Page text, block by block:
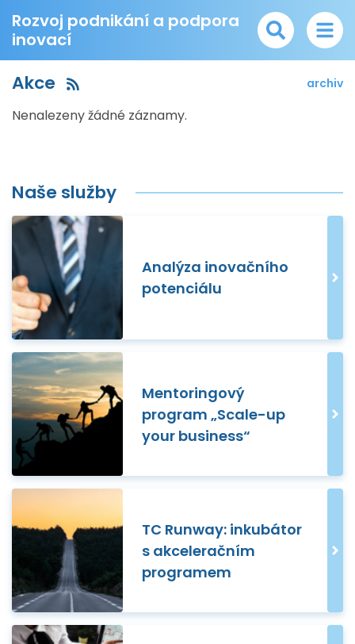
Rozvoj podnikání a podpora
inovací
Akce archiv
Nenalezeny žádné záznamy.
Naše služby
Analýza inovačního
potenciálu
Mentoringový
program „Scale-up
your business“
TC Runway: inkubátor
s akceleračním
programem